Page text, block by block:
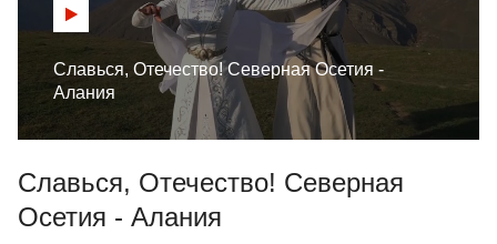
Славься, Отечество! Северная Осетия -
Алания
Славься, Отечество! Северная
Осетия - Алания